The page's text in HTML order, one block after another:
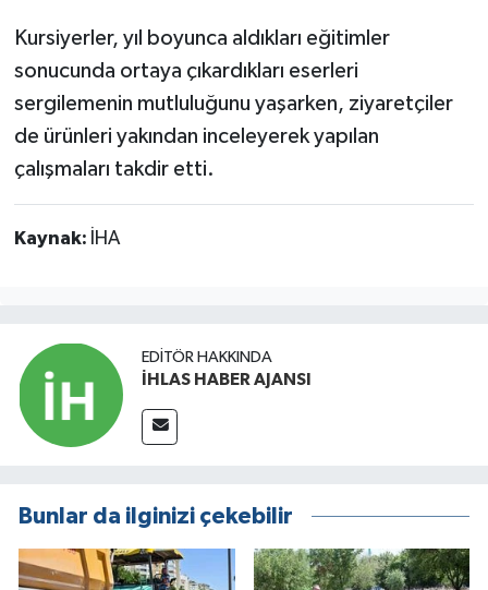
Kursiyerler, yıl boyunca aldıkları eğitimler
sonucunda ortaya çıkardıkları eserleri
sergilemenin mutluluğunu yaşarken, ziyaretçiler
de ürünleri yakından inceleyerek yapılan
çalışmaları takdir etti.
Kaynak: İHA
EDITÖR HAKKINDA
İHLAS HABER AJANSI
Bunlar da ilginizi çekebilir